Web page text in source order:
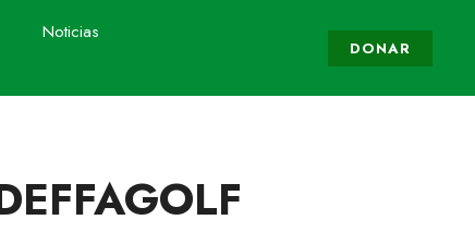
Noticias
DONAR